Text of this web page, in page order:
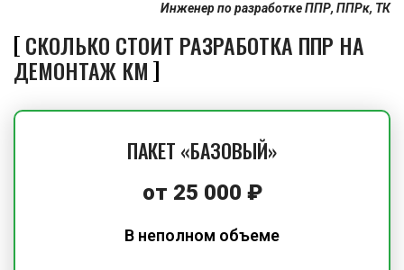
Инженер по разработке ППР, ППРк, ТК
СКОЛЬКО СТОИТ РАЗРАБОТКА ППР НА
ДЕМОНТАЖ КМ
ПАКЕТ «БАЗОВЫЙ»
от 25 000 ₽
В неполном объеме